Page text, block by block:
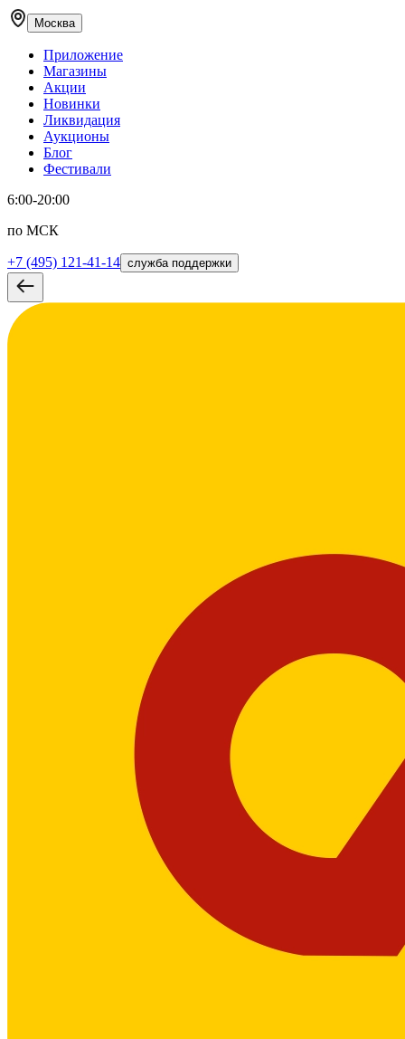
Москва
Приложение
Магазины
Акции
Новинки
Ликвидация
Аукционы
Блог
Фестивали
6:00-20:00
по МСК
+7 (495) 121-41-14 служба поддержки